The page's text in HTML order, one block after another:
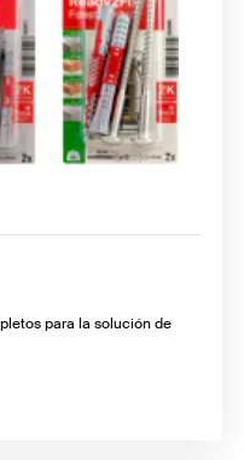
para la solución de